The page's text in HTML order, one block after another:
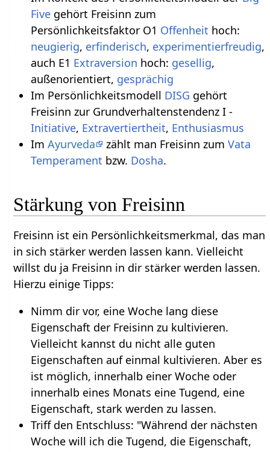
Fivegehört Freisinn zum
Persönlichkeitsfaktor O1 Offenheit hoch:
neugierig, erfinderisch, experimentierfreudig,
auch E1 Extraversion hoch: gesellig,
außenorientiert, gesprächig
Im Persönlichkeitsmodell DISG gehört
Freisinn zur Grundverhaltenstendenz I -
Initiative, Extravertiertheit, Enthusiasmus
Im Ayurveda zählt man Freisinn zum Vata
Temperament bzw. Dosha.
Stärkung von Freisinn
Freisinn ist ein Persönlichkeitsmerkmal, das man
in sich stärker werden lassen kann. Vielleicht
willst du ja Freisinn in dir stärker werden lassen.
Hierzu einige Tipps:
Nimm dir vor, eine Woche lang diese
Eigenschaft der Freisinn zu kultivieren.
Vielleicht kannst du nicht alle guten
Eigenschaften auf einmal kultivieren. Aber es
ist möglich, innerhalb einer Woche oder
innerhalb eines Monats eine Tugend, eine
Eigenschaft, stark werden zu lassen.
Triff den Entschluss: "Während der nächsten
Woche will ich die Tugend, die Eigenschaft,